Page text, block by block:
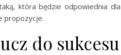
która będzie odpowiednia dla
propozycje.
do sukcesu